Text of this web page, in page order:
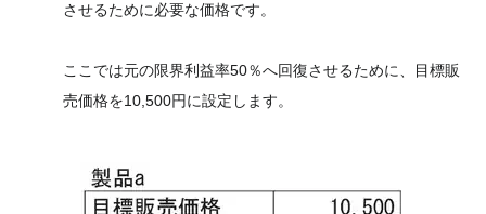
させるために必要な価格です。
ここでは元の限界利益率50％へ回復させるために、目標販
売価格を10,500円に設定します。